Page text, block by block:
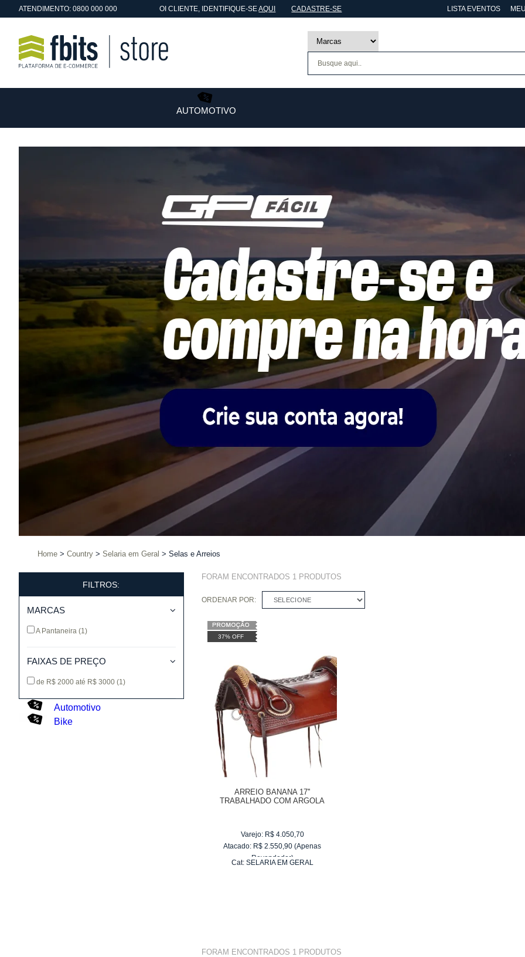
ATENDIMENTO: 0800 000 000 OICLIENTE, IDENTIFIQUE-SEAQUI CADASTRE-SE LISTA EVENTOS
AUTOMOTIVO
Home Country Selaria em Geral Selas e Arreios
FILTROS:
MARCAS
A Pantaneira (1)
FAIXAS DE PREÇO
de R$ 2000 até R$ 3000 (1)
Automotivo
Bike
FORAM ENCONTRADOS 1PRODUTOS
ORDENAR POR: SELECIONE
37% OFF
ARREIO BANANA 17''
TRABALHADO COM ARGOLA
Varejo: R$ 4.050,70
Atacado: R$ 2.550,90 (Apenas
Revendedor)
Cat: SELARIA EM GERAL
FORAM ENCONTRADOS 1PRODUTOS